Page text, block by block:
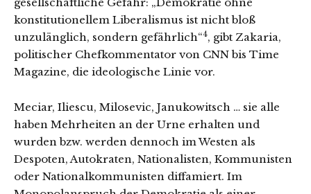
konstitutionellem Liberalismus ist nicht bloß
unzulänglich, sondern gefährlich“4, gibt Zakaria,
politischer Chefkommentator von CNN bis Time
Magazine, die ideologische Linie vor.
Meciar, Iliescu, Milosevic, Janukowitsch … sie alle
haben Mehrheiten an der Urne erhalten und
wurden bzw. werden dennoch im Westen als
Despoten, Autokraten, Nationalisten, Kommunisten
oder Nationalkommunisten diffamiert. Im